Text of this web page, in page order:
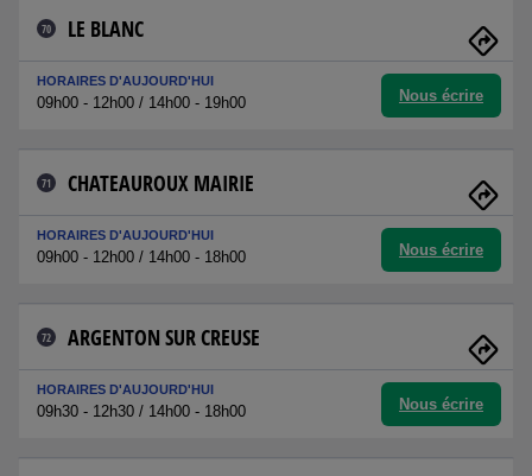
70 LE BLANC
HORAIRES D'AUJOURD'HUI
09h00 - 12h00 / 14h00 - 19h00 Nous écrire
71 CHATEAUROUX MAIRIE
HORAIRES D'AUJOURD'HUI
09h00 - 12h00 / 14h00 - 18h00 Nous écrire
72 ARGENTON SUR CREUSE
HORAIRES D'AUJOURD'HUI
09h30 - 12h30 / 14h00 - 18h00 Nous écrire